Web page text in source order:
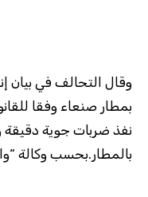
وقال التحالف في بيان
بمطار صنعاء وفقا
نفذ ضربات جوية
بالمطار.بحسب وكالة